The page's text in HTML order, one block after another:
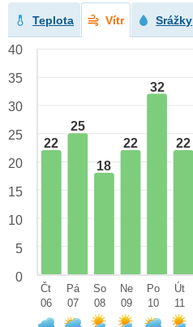
Teplota Vítr Srážky
22
25
18
22
32
22
40
35
30
25
20
15
10
5
0
Čt
06
Pá
07
So
08
Ne
09
Po
10
Út
11